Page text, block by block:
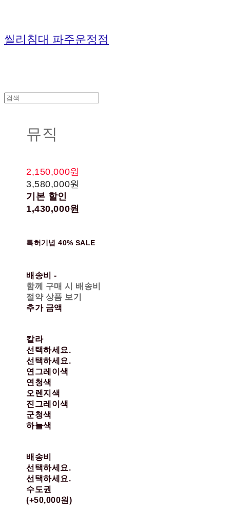
씰리침대 파주운정점
뮤직
2,150,000원
3,580,000원
기본 할인
1,430,000원
특허기념 40% SALE
배송비-
함께 구매 시 배송비
절약 상품 보기
추가 금액
칼라
선택하세요.
선택하세요.
연그레이색
연청색
오렌지색
진그레이색
군청색
하늘색
배송비
선택하세요.
선택하세요.
수도권
(+50,000원)